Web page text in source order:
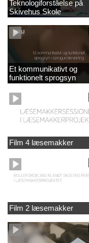
Teknologiforståelse på
Skivehus Skole
Et kommunikativt og
funktionelt sprogsyn
Film 4 læsemakker
Film 2 læsemakker